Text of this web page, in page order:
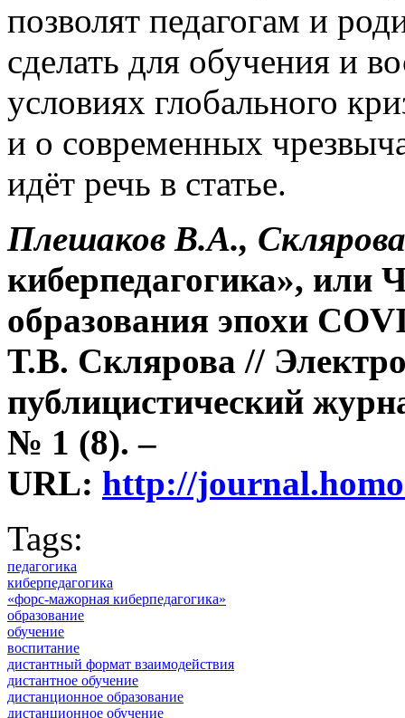
позволят педагогам и
сделать для обучения и
условиях глобального
и о современных
идёт речь в статье.
Плешаков В.А.,
киберпедагогика», или
образования эпохи
Т.В. Склярова //
публицистический
№ 1 (8). –
URL: http://
Tags:
педагогика
киберпедагогика
«форс-мажорная киберпедагогика»
образование
обучение
воспитание
дистантный формат взаимодействия
дистантное обучение
дистанционное образование
дистанционное обучение